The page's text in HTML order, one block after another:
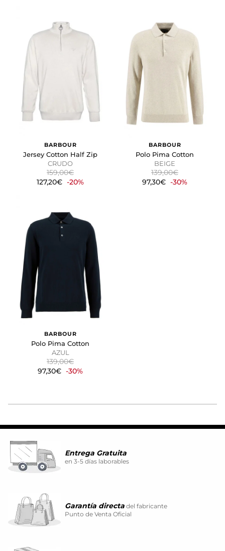
BARBOUR
Jersey Cotton Half Zip
CRUDO
159,00€
127,20€ -20%
BARBOUR
Polo Pima Cotton
BEIGE
139,00€
97,30€ -30%
BARBOUR
Polo Pima Cotton
AZUL
139,00€
97,30€ -30%
Entrega Gratuita
en 3-5 días laborables
Garantía directa del fabricante
Punto de Venta Oficial